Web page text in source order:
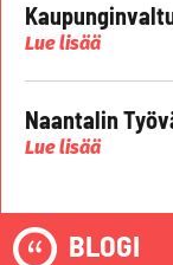
Lue lisää
Naantalin
Lue lisää
BLOGI